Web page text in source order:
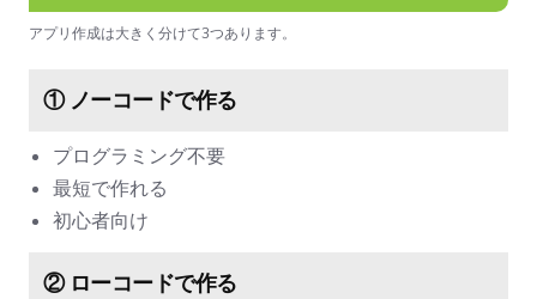
アプリ作成は大きく分けて3つあります。
① ノーコードで作る
プログラミング不要
最短で作れる
初心者向け
② ローコードで作る